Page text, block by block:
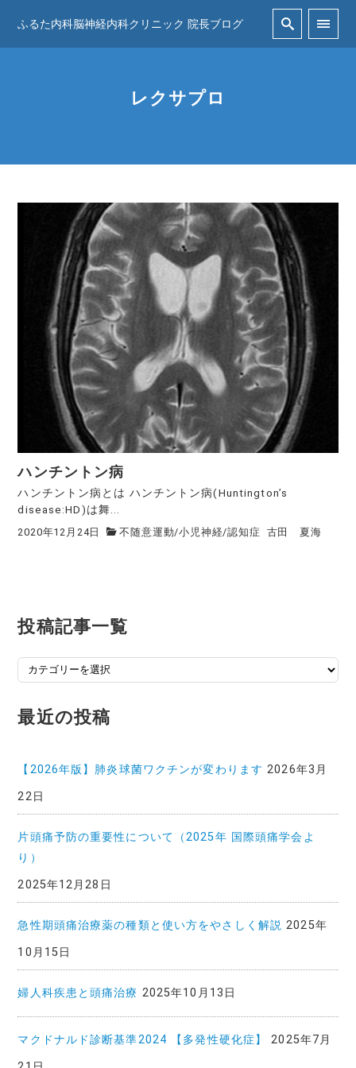
ふるた内科脳神経内科クリニック 院長ブログ
レクサプロ
ハンチントン病
ハンチントン病とは ハンチントン病(Huntington’s
disease:HD)は舞...
2020年12月24日 不随意運動/小児神経/認知症 古田 夏海
投稿記事一覧
投
稿
記
事
覧
最近の投稿
【2026年版】肺炎球菌ワクチンが変わります 2026年3月
22日
片頭痛予防の重要性について（2025年 国際頭痛学会よ
り）
2025年12月28日
急性期頭痛治療薬の種類と使い方をやさしく解説 2025年
10月15日
婦人科疾患と頭痛治療 2025年10月13日
マクドナルド診断基準2024 【多発性硬化症】
2025年7月